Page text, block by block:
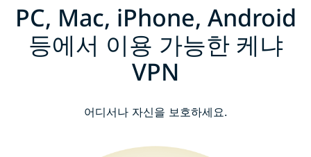
PC, Mac, iPhone, Android
등에서 이용 가능한 케냐
VPN
어디서나 자신을 보호하세요.